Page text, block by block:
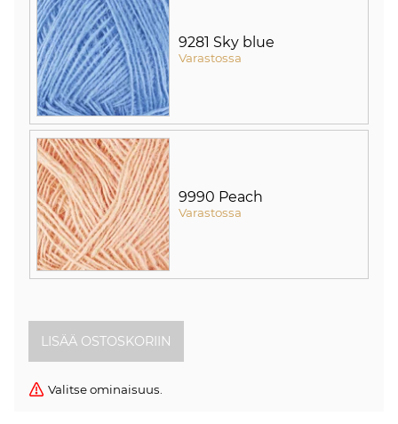
9281 Sky blue
Varastossa
9990 Peach
Varastossa
Valitse ominaisuus.